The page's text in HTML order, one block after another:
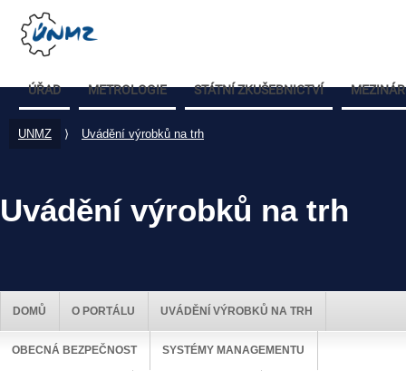
ÚŘAD METROLOGIE STÁTNÍ ZKUŠEBNICTVÍ
UNMZ ⟩ Uvádění výrobků na trh
Uvádění výrobků na trh
DOMŮ O PORTÁLU UVÁDĚNÍ VÝROBKŮ NA TRH
OBECNÁ BEZPEČNOST SYSTÉMY MANAGEMENTU